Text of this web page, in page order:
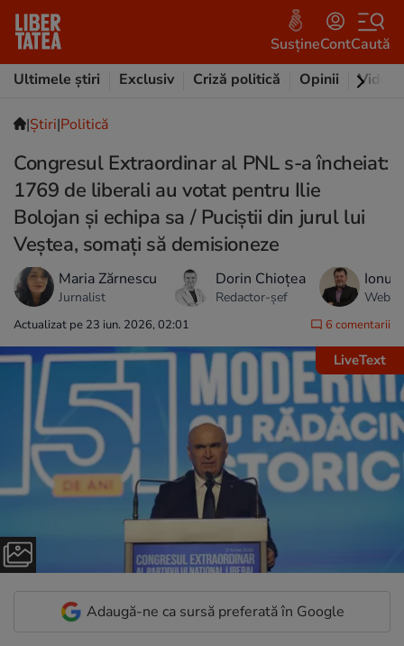
SusțineContCaută
Ultimele știri
Exclusiv Criză politică Opinii Video
|Ştiri|Politică
Congresul Extraordinar al PNL s-a încheiat:
1769 de liberali au votat pentru Ilie
Bolojan și echipa sa / Puciștii din jurul lui
Veștea, somați să demisioneze
Maria Zărnescu
Jurnalist
Dorin Chioțea
Redactor-șef
Ionuț
Web
Actualizat pe 23 iun. 2026, 02:01 6 comentarii
LiveText
Adaugă-ne ca sursă preferată în Google